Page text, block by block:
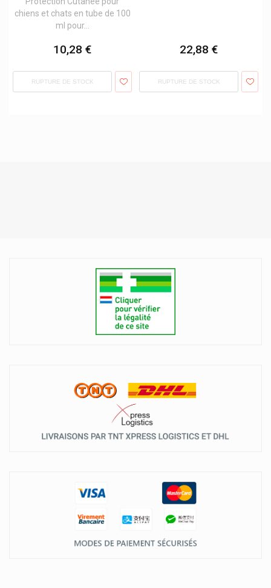
chiens et chats en tube de 100
ml pour...
10,28 €
RUPTURE DE STOCK
22,88 €
RUPTURE DE STOCK